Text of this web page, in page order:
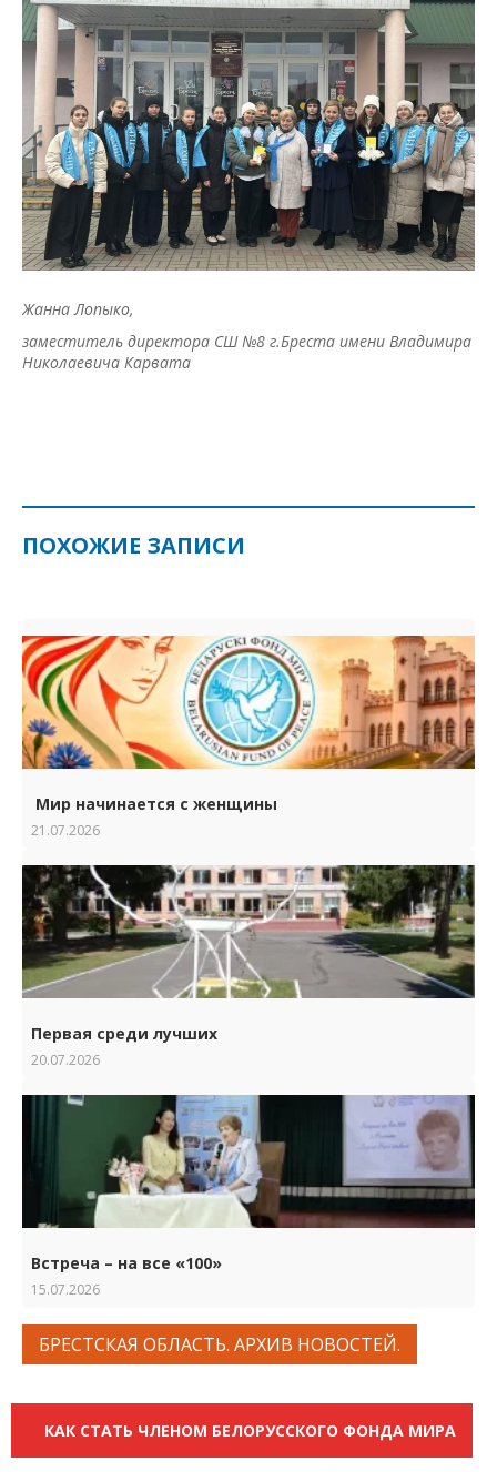
Жанна Лопыко,
заместитель директора СШ №8 г.Бреста имени Владимира
Николаевича Карвата
ПОХОЖИЕ ЗАПИСИ
Мир начинается с женщины
21.07.2026
Первая среди лучших
20.07.2026
Встреча – на все «100»
15.07.2026
БРЕСТСКАЯ ОБЛАСТЬ. АРХИВ НОВОСТЕЙ.
КАК СТАТЬ ЧЛЕНОМ БЕЛОРУССКОГО ФОНДА МИРА